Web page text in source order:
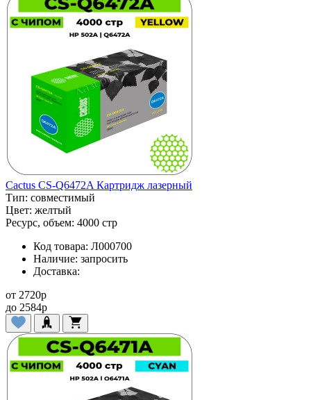
Cactus CS-Q6472A Картридж лазерный
Тип: совместимый
Цвет: желтый
Ресурс, объем: 4000 стр
Код товара: Л000700
Наличие: запросить
Доставка:
от 2720p
до 2584p